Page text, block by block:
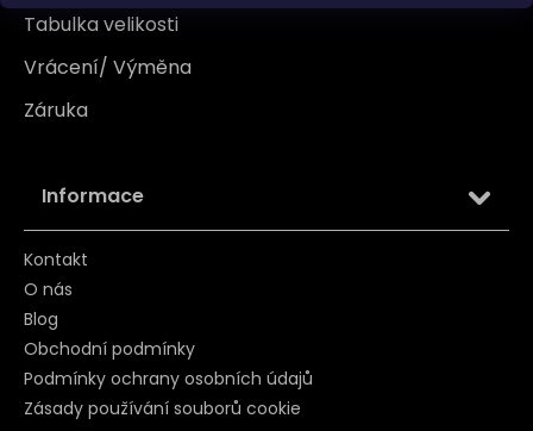
Tabulka velikosti
Vrácení/ Výměna
Záruka
Informace
Kontakt
O nás
Blog
Obchodní podmínky
Podmínky ochrany osobních údajů
Zásady používání souborů cookie